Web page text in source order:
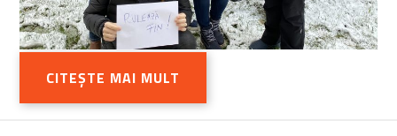
CITEȘTE MAI MULT